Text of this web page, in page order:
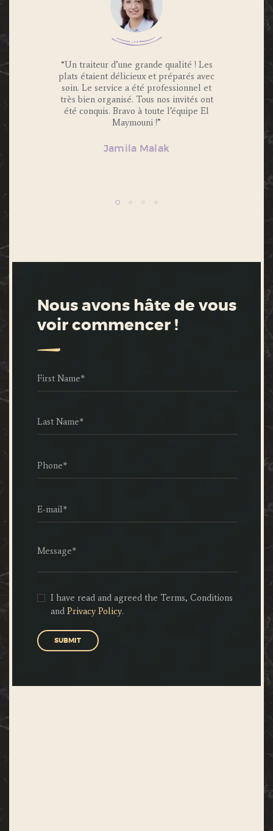
invités
“Un traiteur d’une grande qualité ! Les
plats étaient délicieux et préparés avec
soin. Le service a été professionnel et
très bien organisé. Tous nos invités ont
été conquis. Bravo à toute l’équipe El
Maymouni !”
Jamila Malak
“Nous
Nous avons hâte de vous
voir commencer !
I have read and agreed the Terms, Conditions
andPrivacy Policy.